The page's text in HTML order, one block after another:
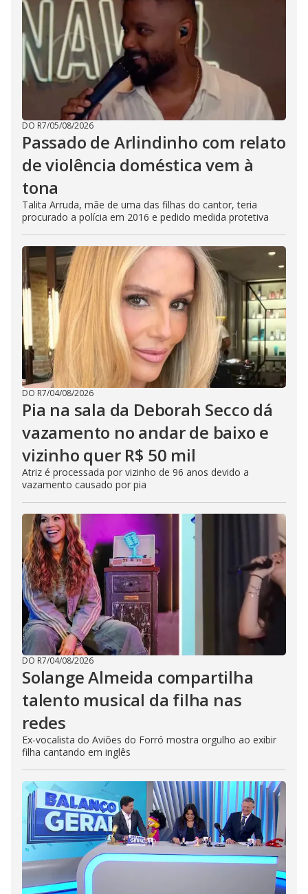
DO R7/05/08/2026
Passado de Arlindinho com relato
de violência doméstica vem à
tona
Talita Arruda, mãe de uma das filhas do cantor, teria
procurado a polícia em 2016 e pedido medida protetiva
DO R7/04/08/2026
Pia na sala da Deborah Secco dá
vazamento no andar de baixo e
vizinho quer R$ 50 mil
Atriz é processada por vizinho de 96 anos devido a
vazamento causado por pia
DO R7/04/08/2026
Solange Almeida compartilha
talento musical da filha nas
redes
Ex-vocalista do Aviões do Forró mostra orgulho ao exibir
filha cantando em inglês